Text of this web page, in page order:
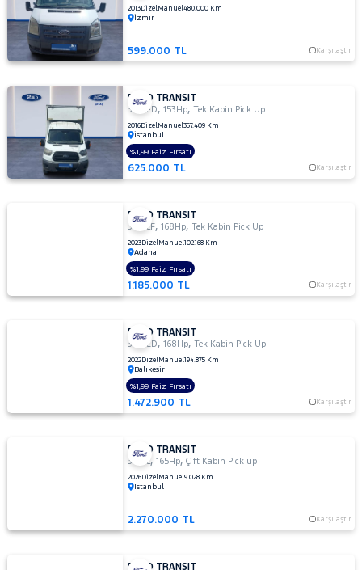
2013DizelManuel480.000 Km
İzmir
599.000 TL Karşılaştır
FORD TRANSIT
350 ED,153Hp,Tek Kabin Pick Up
2016DizelManuel357.409 Km
İstanbul
625.000 TL Karşılaştır
%1,99 Faiz Fırsatı
FORD TRANSIT
350 LF,168Hp,Tek Kabin Pick Up
2023DizelManuel102.168 Km
Adana
1.185.000 TL Karşılaştır
%1,99 Faiz Fırsatı
FORD TRANSIT
350 ED,168Hp,Tek Kabin Pick Up
2022DizelManuel194.875 Km
Balıkesir
1.472.900 TL Karşılaştır
%1,99 Faiz Fırsatı
FORD TRANSIT
350 L,165Hp,Çift Kabin Pick up
2026DizelManuel9.028 Km
İstanbul
2.270.000 TL Karşılaştır
FORD TRANSIT